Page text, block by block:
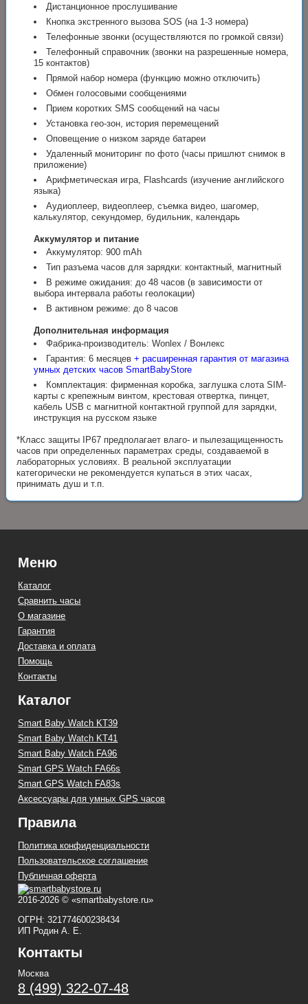
Дистанционное прослушивание
Кнопка экстренного вызова SOS (на 1-3 номера)
Телефонные звонки (осуществляются по громкой связи)
Телефонный справочник (звонки на разрешенные номера,
15 контактов)
Прямой набор номера (функцию можно отключить)
Обмен голосовыми сообщениями
Прием коротких SMS сообщений на часы
Установка гео-зон, история перемещений
Оповещение о низком заряде батареи
Удаленный мониторинг по фото (часы пришлют снимок в
приложение)
Арифметическая игра, Flashcards (изучение английского
языка)
Аудиоплеер, видеоплеер, съемка видео, шагомер,
калькулятор, секундомер, будильник, календарь
Аккумулятор и питание
Аккумулятор: 900 mAh
Тип разъема часов для зарядки: контактный, магнитный
В режиме ожидания: до 48 часов (в зависимости от
выбора интервала работы геолокации)
В активном режиме: до 8 часов
Дополнительная информация
Фабрика-производитель: Wonlex / Вонлекс
Гарантия: 6 месяцев + расширенная гарантия от магазина
умных детских часов SmartBabyStore
Комплектация: фирменная коробка, заглушка слота SIM-
карты с крепежным винтом, крестовая отвертка, пинцет,
кабель USB с магнитной контактной группой для зарядки,
инструкция на русском языке
*Класс защиты IP67 предполагает влаго- и пылезащищенность
часов при определенных параметрах среды, создаваемой в
лабораторных условиях. В реальной эксплуатации
категорически не рекомендуется купаться в этих часах,
принимать душ и т.п.
Меню
Каталог
Сравнить часы
О магазине
Гарантия
Доставка и оплата
Помощь
Контакты
Каталог
Smart Baby Watch KT39
Smart Baby Watch KT41
Smart Baby Watch FA96
Smart GPS Watch FA66s
Smart GPS Watch FA83s
Аксессуары для умных GPS часов
Правила
Политика конфиденциальности
Пользовательское соглашение
Публичная оферта
2016-2026 © «smartbabystore.ru»
ОГРН: 321774600238434
ИП Родин А. Е.
Контакты
Москва
8 (499) 322-07-48